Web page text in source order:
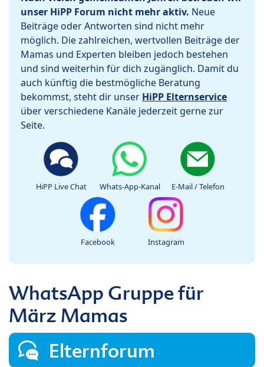
unser HiPP Forum nicht mehr aktiv. Neue
Beiträge oder Antworten sind nicht mehr
möglich. Die zahlreichen, wertvollen Beiträge der
Mamas und Experten bleiben jedoch bestehen
und sind weiterhin für dich zugänglich. Damit du
auch künftig die bestmögliche Beratung
bekommst, steht dir unser HiPP Elternservice
über verschiedene Kanäle jederzeit gerne zur
Seite.
HiPP Live Chat Whats-App-Kanal E-Mail / Telefon
Facebook Instagram
WhatsApp Gruppe für
März Mamas
Elternforum